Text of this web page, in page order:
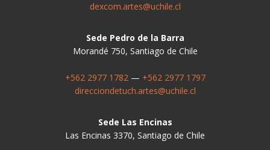
dexcom.artes@uchile.cl
Sede Pedro de la Barra
Morandé 750, Santiago de Chile
+562 2977 1782— +562 2977 1797
direcciondetuch.artes@uchile.cl
Sede Las Encinas
Las Encinas 3370, Santiago de Chile